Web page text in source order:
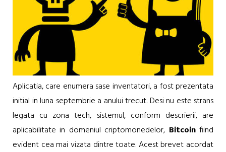
Aplicatia, care enumera sase inventatori, a fost prezentata
initial in luna septembrie a anului trecut. Desi nu este strans
legata cu zona tech, sistemul, conform descrierii, are
aplicabilitate in domeniul criptomonedelor, Bitcoinfiind
evident cea mai vizata dintre toate. Acest brevet acordat